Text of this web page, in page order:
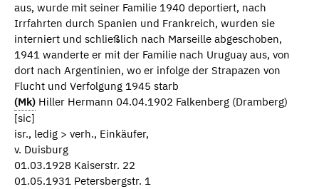
aus, wurde mit seiner Familie 1940 deportiert, nach
Irrfahrten durch Spanien und Frankreich, wurden sie
interniert und schließlich nach Marseille abgeschoben,
1941 wanderte er mit der Familie nach Uruguay aus, von
dort nach Argentinien, wo er infolge der Strapazen von
Flucht und Verfolgung 1945 starb
(Mk) Hiller Hermann 04.04.1902 Falkenberg (Dramberg)
[sic]
isr., ledig > verh., Einkäufer,
v. Duisburg
01.03.1928 Kaiserstr. 22
01.05.1931 Petersbergstr. 1